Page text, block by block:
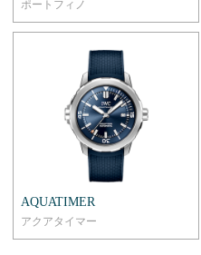
ポートフィノ
AQUATIMER
アクアタイマー